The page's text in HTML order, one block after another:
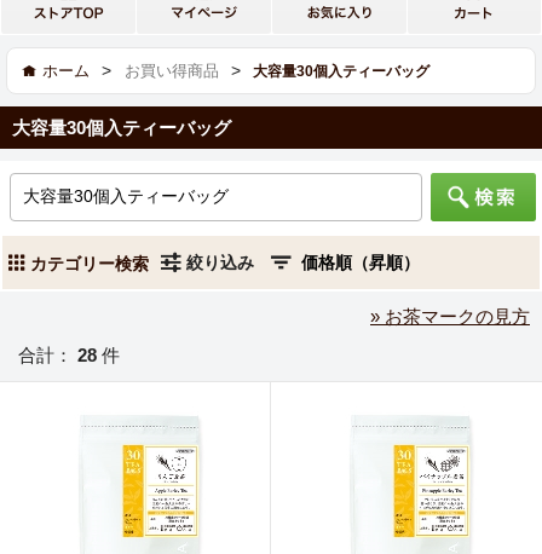
ホーム > お買い得商品 > 大容量30個入ティーバッグ
大容量30個入ティーバッグ
カテゴリー検索 絞り込み
» お茶マークの見方
合計： 28 件